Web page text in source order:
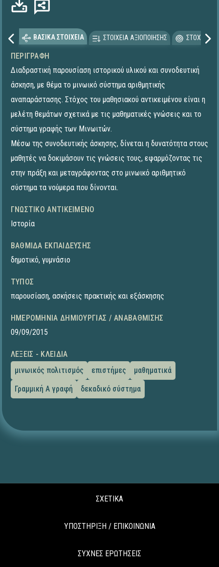
ΒΑΣΙΚΑ ΣΤΟΙΧΕΙΑ ΣΤΟΙΧΕΙΑ ΑΞΙΟΠΟΙΗΣΗΣ
ΠΕΡΙΓΡΑΦΉ
Διαδραστική παρουσίαση ιστορικού υλικού και συνοδευτική
άσκηση, με θέμα το μινωικό σύστημα αριθμητικής
αναπαράστασης. Στόχος του μαθησιακού αντικειμένου είναι η
μελέτη θεμάτων σχετικά με τις μαθηματικές γνώσεις και το
σύστημα γραφής των Μινωιτών.
Μέσω της συνοδευτικής άσκησης, δίνεται η δυνατότητα στους
μαθητές να δοκιμάσουν τις γνώσεις τους, εφαρμόζοντας τις
στην πράξη και μεταγράφοντας στο μινωικό αριθμητικό
σύστημα τα νούμερα που δίνονται.
ΓΝΩΣΤΙΚΌ ΑΝΤΙΚΕΊΜΕΝΟ
Ιστορία
ΒΑΘΜΊΔΑ ΕΚΠΑΊΔΕΥΣΗΣ
δημοτικό, γυμνάσιο
ΤΎΠΟΣ
παρουσίαση, ασκήσεις πρακτικής και εξάσκησης
ΗΜΕΡΟΜΗΝΊΑ ΔΗΜΙΟΥΡΓΊΑΣ / ΑΝΑΒΆΘΜΙΣΗΣ
09/09/2015
ΛΈΞΕΙΣ - ΚΛΕΙΔΙΆ
μινωικός πολιτισμός
επιστήμες
μαθηματικά
Γραμμική Α γραφή
δεκαδικό σύστημα
ΣΧΕΤΙΚΑ
ΥΠΟΣΤΗΡΙΞΗ / ΕΠΙΚΟΙΝΩΝΙΑ
ΣΥΧΝΕΣ ΕΡΩΤΗΣΕΙΣ